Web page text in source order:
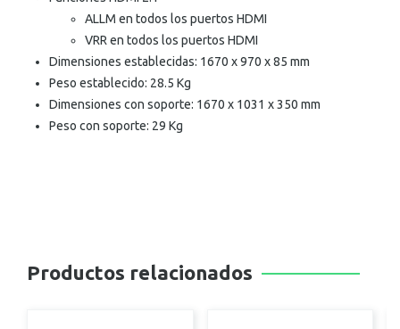
ALLM en todos los puertos HDMI
VRR en todos los puertos HDMI
Dimensiones establecidas: 1670 x 970 x 85 mm
Peso establecido: 28.5 Kg
Dimensiones con soporte: 1670 x 1031 x 350 mm
Peso con soporte: 29 Kg
Productos relacionados